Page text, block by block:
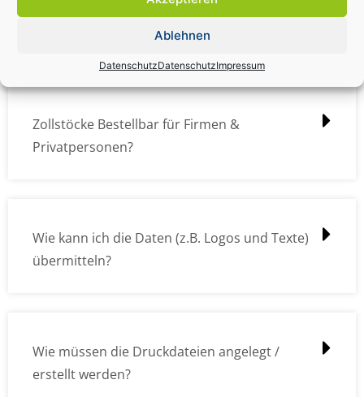
Ablehnen
DatenschutzDatenschutzImpressum
Zollstock Druckdatencheck / Profidatencheck
Zollstöcke Bestellbar für Firmen &
Privatpersonen?
Wie kann ich die Daten (z.B. Logos und Texte)
übermitteln?
Wie müssen die Druckdateien angelegt /
erstellt werden?